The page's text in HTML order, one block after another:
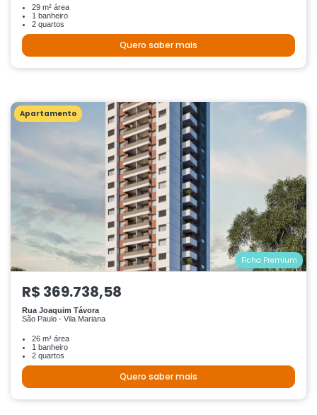
29 m² área
1 banheiro
2 quartos
Quero saber mais
Apartamento
Ficha Premium
R$ 369.738,58
Rua Joaquim Távora
São Paulo - Vila Mariana
26 m² área
1 banheiro
2 quartos
Quero saber mais